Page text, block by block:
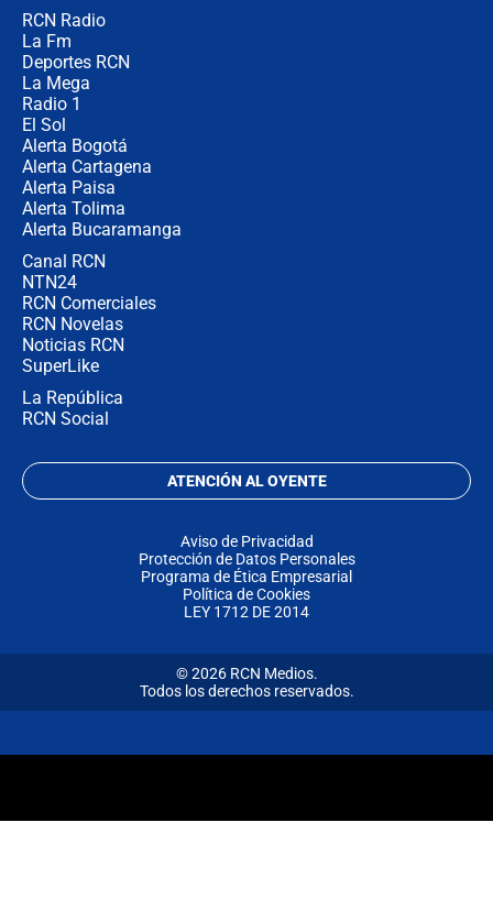
RCN Radio
La Fm
Deportes RCN
La Mega
Radio 1
El Sol
Alerta Bogotá
Alerta Cartagena
Alerta Paisa
Alerta Tolima
Alerta Bucaramanga
Canal RCN
NTN24
RCN Comerciales
RCN Novelas
Noticias RCN
SuperLike
La República
RCN Social
ATENCIÓN AL OYENTE
Aviso de Privacidad
Protección de Datos Personales
Programa de Ética Empresarial
Política de Cookies
LEY 1712 DE 2014
© 2026 RCN Medios.
Todos los derechos reservados.